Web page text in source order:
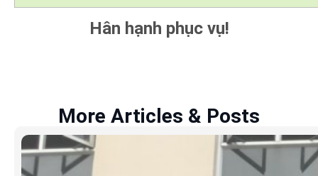
Hân hạnh phục vụ!
More Articles & Posts